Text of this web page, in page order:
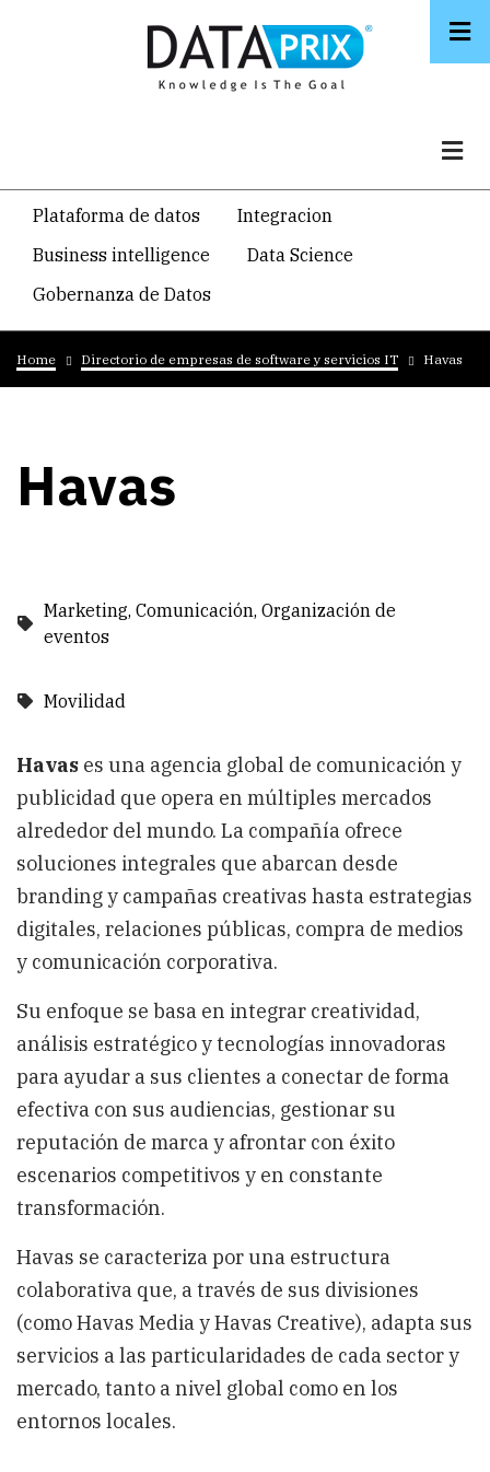
Navegacion
temática
principal
Plataforma de datos
Integracion
Business intelligence
Data Science
Gobernanza de Datos
Breadcrumb
Home Directorio de empresas de software y servicios IT Havas
Havas
Marketing, Comunicación, Organización de
eventos
Movilidad
Havas es una agencia global de comunicación y
publicidad que opera en múltiples mercados
alrededor del mundo. La compañía ofrece
soluciones integrales que abarcan desde
branding y campañas creativas hasta estrategias
digitales, relaciones públicas, compra de medios
y comunicación corporativa.
Su enfoque se basa en integrar creatividad,
análisis estratégico y tecnologías innovadoras
para ayudar a sus clientes a conectar de forma
efectiva con sus audiencias, gestionar su
reputación de marca y afrontar con éxito
escenarios competitivos y en constante
transformación.
Havas se caracteriza por una estructura
colaborativa que, a través de sus divisiones
(como Havas Media y Havas Creative), adapta sus
servicios a las particularidades de cada sector y
mercado, tanto a nivel global como en los
entornos locales.